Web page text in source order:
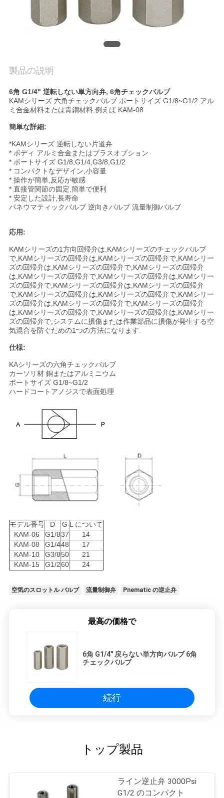
私
に
連
絡
し
な
さ
引
用
を
要
求
し
な
さ
い
SHOW
図
PRIVACY
POLICY
製品の説明
6角 G1/4" 逆転しない単方向弁, 6角チェックバルブ
KAMシリーズ 六角チェックバルブ ポートサイズ G1/8~G1/2 アル
ミ合金材料または青銅材料,例えば KAM-08
簡単な詳細:
*KAMシリーズ 逆転しない片道弁
* ボディ アルミ合金またはブラスオプション
* ポートサイズ G1/8,G1/4,G3/8,G1/2
* コンパクトなデザイン,小容量
* 操作が簡単,反応が敏感
* 直接管関節の固定,簡単で便利
* 安定した設計,長寿命
パネウマティックバルブ 逆向きバルブ 流量制御バルブ
応用:
KAMシリーズの1方向回帰弁は,KAMシリーズのチェックバルブ
で,KAMシリーズの回帰弁は,KAMシリーズの回帰弁で,KAMシリー
ズの回帰弁は,KAMシリーズの回帰弁で,KAMシリーズの回帰弁
は,KAMシリーズの回帰弁で,KAMシリーズの回帰弁は,KAMシリー
ズの回帰弁で,KAMシリーズの回帰弁は,KAMシリーズの回帰弁
で,KAMシリーズの回帰弁は,KAMシリーズの回帰弁で,KAMシリー
ズの回帰弁は,KAMシリーズの回帰弁で,KAMシリーズの回帰弁
は,KAMシリーズの回帰弁で,KAMシリーズの回帰弁は,KAMシリー
ズの回帰弁で,システムに損傷または作業部品に損傷が発生する空
気混合を防ぐための1つの方法になります.
仕様:
KAシリーズの六角チェックバルブ
カーソリ材 銅またはアルミニウム
ポートサイズ G1/8~G1/2
ハードコートアノジスで表面処理
モデル番号 D G L について
KAM-06
G1/837
14
KAM-08
G1/448
17
KAM-10
G3/850
21
KAM-15
G1/260 24
空気のスロットル バルブ 流量制御弁 Pnematic の逆止弁
最高の価格で
6角 G1/4" 戻らない単方向バルブ 6角
チェックバルブ
続行
トップ製品
ライン逆止弁 3000Psi
G1/2 のコンパクト